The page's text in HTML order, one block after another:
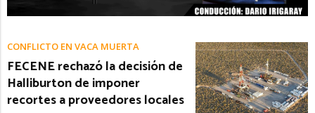
CONFLICTO EN VACA MUERTA
FECENE rechazó la decisión de
Halliburton de imponer
recortes a proveedores locales